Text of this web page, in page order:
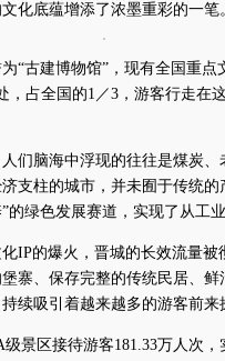
化底蕴增添了浓墨重彩的一笔
“古建博物馆”，现有全国重点
，占全国的1／3，游客行走在
们脑海中浮现的往往是煤炭、
支柱的城市，并未囿于传统
的绿色发展赛道，实现了从工
IP的爆火，晋城的长效流量
寨、保存完整的传统民居、
续吸引着越来越多的游客前来
景区接待游客181.33万人次